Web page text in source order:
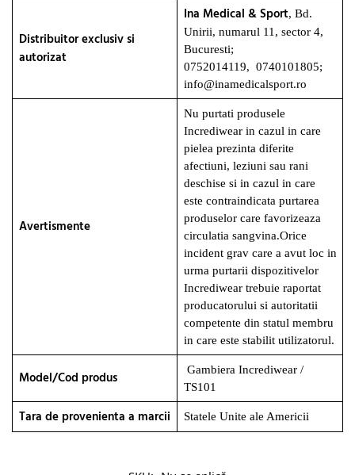
Distribuitor exclusiv si
autorizat
Ina Medical & Sport, Bd.
Unirii, numarul 11, sector 4,
Bucuresti;
0752014119, 0740101805;
info@inamedicalsport.ro
Avertismente
Nu purtati produsele
Incrediwear in cazul in care
pielea prezinta diferite
afectiuni, leziuni sau rani
deschise si in cazul in care
este contraindicata purtarea
produselor care favorizeaza
circulatia sangvina.Orice
incident grav care a avut loc in
urma purtarii dispozitivelor
Incrediwear trebuie raportat
producatorului si autoritatii
competente din statul membru
in care este stabilit utilizatorul.
Model/Cod produs
Gambiera Incrediwear /
TS101
Tara de provenienta a marcii Statele Unite ale Americii